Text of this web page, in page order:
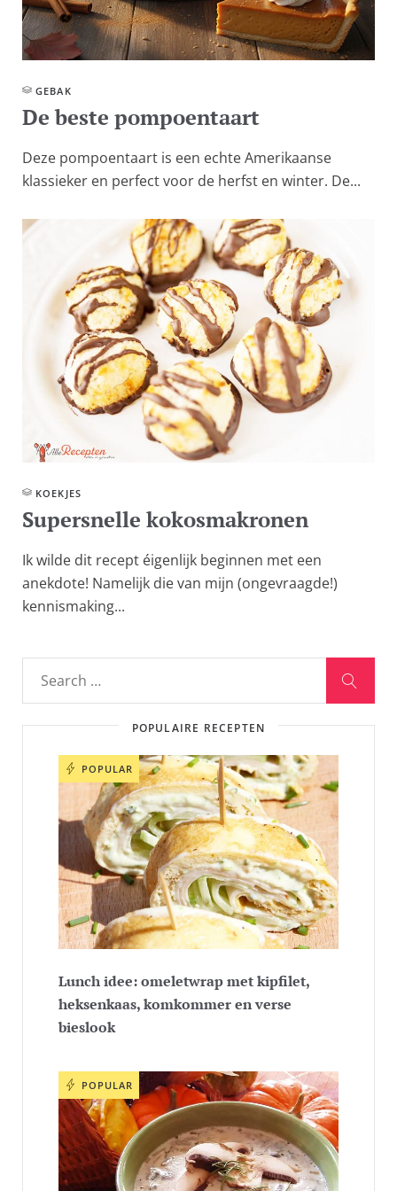
GEBAK
De beste pompoentaart
Deze pompoentaart is een echte Amerikaanse
klassieker en perfect voor de herfst en winter. De...
KOEKJES
Supersnelle kokosmakronen
Ik wilde dit recept éigenlijk beginnen met een
anekdote! Namelijk die van mijn (ongevraagde!)
kennismaking...
POPULAIRE RECEPTEN
POPULAR
Lunch idee: omeletwrap met kipfilet,
heksenkaas, komkommer en verse
bieslook
POPULAR